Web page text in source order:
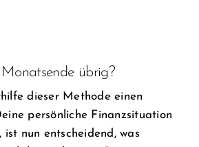
übrig?
dieser Methode einen
persönliche Finanzsituation
nun entscheidend, was